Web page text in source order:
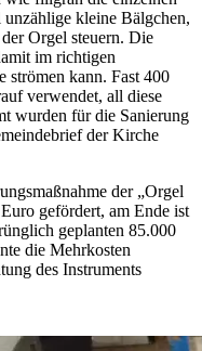
kleine Bälgchen,
Orgel steuern. Die
im richtigen
kann. Fast 400
verwendet, all diese
wurden für die Sanierung
der Kirche
der „Orgel
gefördert, am Ende ist
geplanten 85.000
die Mehrkosten
des Instruments